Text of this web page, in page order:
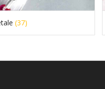
(37)